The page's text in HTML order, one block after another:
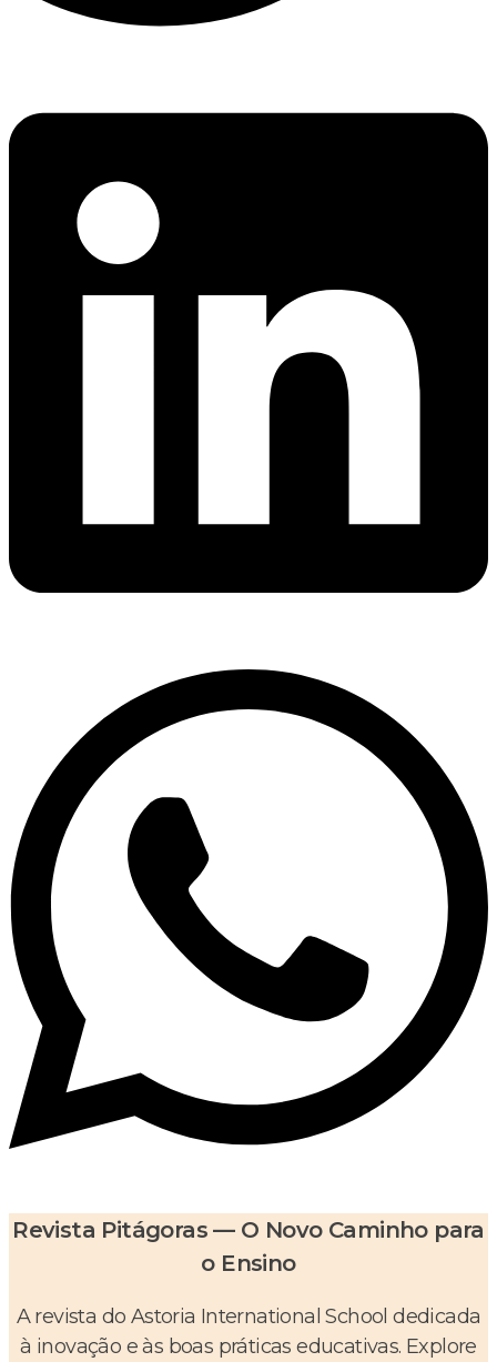
Revista Pitágoras — O Novo Caminho para
o Ensino
A revista do Astoria International School dedicada
à inovação e às boas práticas educativas. Explore